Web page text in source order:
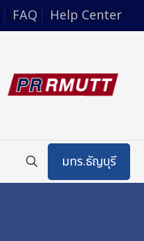
FAQ Help Center
มทร.ธัญบุรี